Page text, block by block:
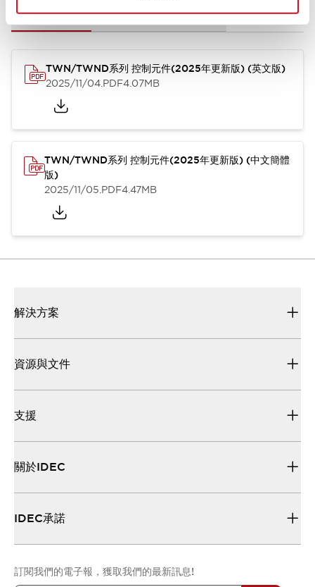
型錄和宣傳手冊 CAD檔 認證與標準 其他
TWN/TWND系列 控制元件(2025年更新版) (英文版)
2025/11/04.PDF4.07MB
TWN/TWND系列 控制元件(2025年更新版) (中文簡體
版)
2025/11/05.PDF4.47MB
解決方案
資源與文件
支援
關於IDEC
IDEC承諾
訂閱我們的電子報，獲取我們的最新訊息!